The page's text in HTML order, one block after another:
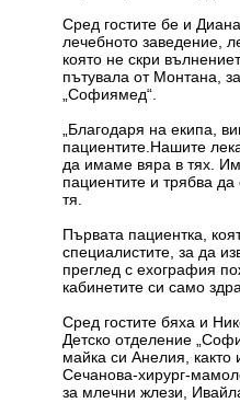
Сред гостите бе и
лечебното заведение,
която не скри
пътувала от Монтана,
„Софиямед“.
„Благодаря на екипа,
пациентите.Нашите
да имаме вяра в тях.
пациентите и трябва
тя.
Първата пациентка,
специалистите, за да
преглед с ехография
кабинетите си само
Сред гостите бяха и
Детско отделение
майка си Анелия,
Сечанова-хирург-
за млечни жлези,